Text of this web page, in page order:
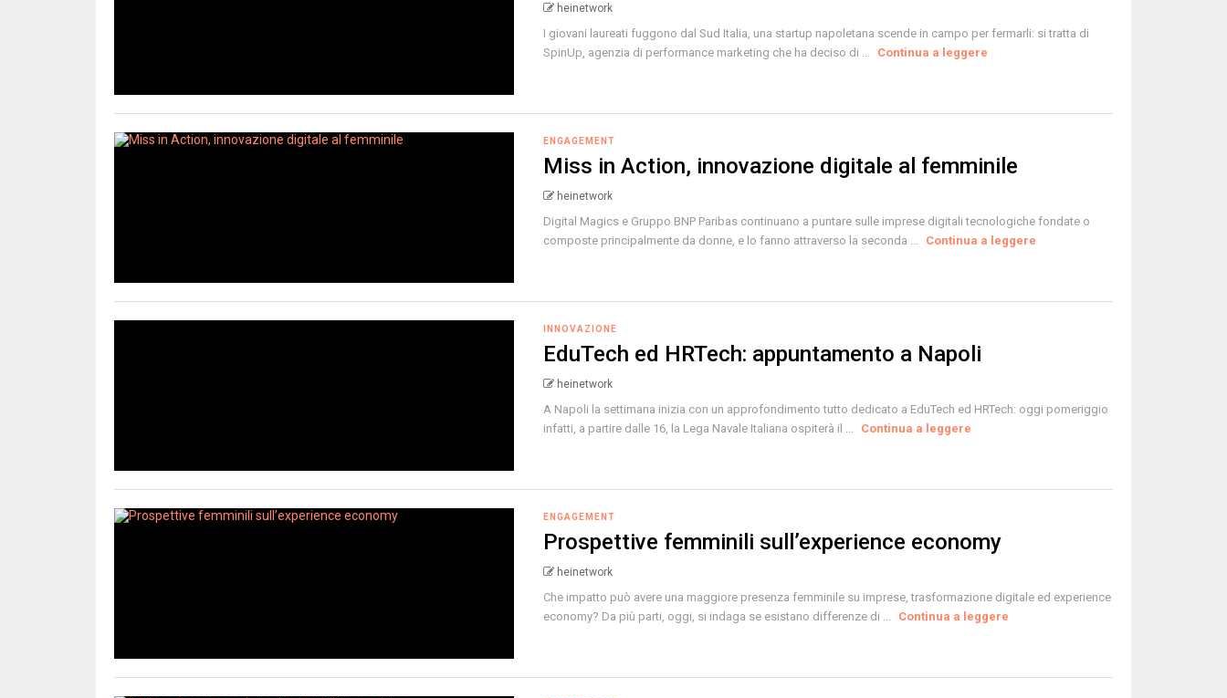
heinetwork
I giovani laureati fuggono dal Sud Italia, una startup napoletana scende in campo per fermarli: si tratta di
SpinUp, agenzia di performance marketing che ha deciso di ...
Continua a leggere
ENGAGEMENT
Miss in Action, innovazione digitale al femminile
heinetwork
Digital Magics e Gruppo BNP Paribas continuano a puntare sulle imprese digitali tecnologiche fondate o
composte principalmente da donne, e lo fanno attraverso la seconda ...
Continua a leggere
INNOVAZIONE
EduTech ed HRTech: appuntamento a Napoli
heinetwork
A Napoli la settimana inizia con un approfondimento tutto dedicato a EduTech ed HRTech: oggi pomeriggio
infatti, a partire dalle 16, la Lega Navale Italiana ospiterà il ...
Continua a leggere
ENGAGEMENT
Prospettive femminili sull’experience economy
heinetwork
Che impatto può avere una maggiore presenza femminile su imprese, trasformazione digitale ed experience
economy? Da più parti, oggi, si indaga se esistano differenze di ...
Continua a leggere